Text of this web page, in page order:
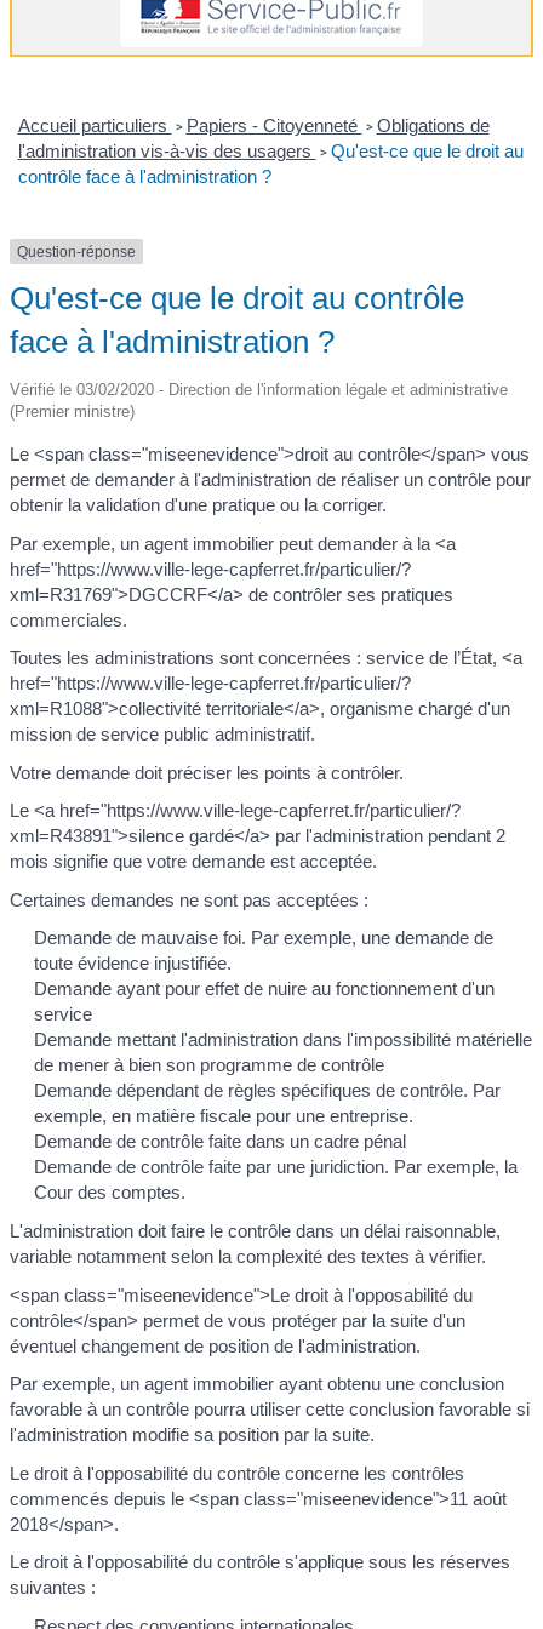
Accueil particuliers > Papiers - Citoyenneté > Obligations de
l'administration vis-à-vis des usagers > Qu'est-ce que le droit au
contrôle face à l'administration ?
Question-réponse
Qu'est-ce que le droit au contrôle
face à l'administration ?
Vérifié le 03/02/2020 - Direction de l'information légale et administrative
(Premier ministre)
Le <span class="miseenevidence">droit au contrôle</span> vous
permet de demander à l'administration de réaliser un contrôle pour
obtenir la validation d'une pratique ou la corriger.
Par exemple, un agent immobilier peut demander à la <a
href="https://www.ville-lege-capferret.fr/particulier/?
xml=R31769">DGCCRF</a> de contrôler ses pratiques
commerciales.
Toutes les administrations sont concernées : service de l’État, <a
href="https://www.ville-lege-capferret.fr/particulier/?
xml=R1088">collectivité territoriale</a>, organisme chargé d'un
mission de service public administratif.
Votre demande doit préciser les points à contrôler.
Le <a href="https://www.ville-lege-capferret.fr/particulier/?
xml=R43891">silence gardé</a> par l'administration pendant 2
mois signifie que votre demande est acceptée.
Certaines demandes ne sont pas acceptées :
Demande de mauvaise foi. Par exemple, une demande de
toute évidence injustifiée.
Demande ayant pour effet de nuire au fonctionnement d'un
service
Demande mettant l'administration dans l'impossibilité matérielle
de mener à bien son programme de contrôle
Demande dépendant de règles spécifiques de contrôle. Par
exemple, en matière fiscale pour une entreprise.
Demande de contrôle faite dans un cadre pénal
Demande de contrôle faite par une juridiction. Par exemple, la
Cour des comptes.
L'administration doit faire le contrôle dans un délai raisonnable,
variable notamment selon la complexité des textes à vérifier.
<span class="miseenevidence">Le droit à l'opposabilité du
contrôle</span> permet de vous protéger par la suite d'un
éventuel changement de position de l'administration.
Par exemple, un agent immobilier ayant obtenu une conclusion
favorable à un contrôle pourra utiliser cette conclusion favorable si
l'administration modifie sa position par la suite.
Le droit à l'opposabilité du contrôle concerne les contrôles
commencés depuis le <span class="miseenevidence">11 août
2018</span>.
Le droit à l'opposabilité du contrôle s'applique sous les réserves
suivantes :